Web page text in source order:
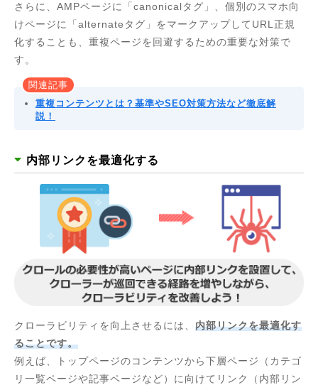
さらに、AMPページに「canonicalタグ」、個別のスマホ向
けページに「alternateタグ」をマークアップしてURL正規
化することも、重複ページを回避するための重要な対策で
す。
関連記事
重複コンテンツとは？基準やSEO対策方法など徹底解
説！
内部リンクを最適化する
クローラビリティを向上させるには、 内部リンクを最適化す
ることです。
例えば、トップページのコンテンツから下層ページ（カテゴ
リ一覧ページや記事ページなど）に向けてリンク（内部リン